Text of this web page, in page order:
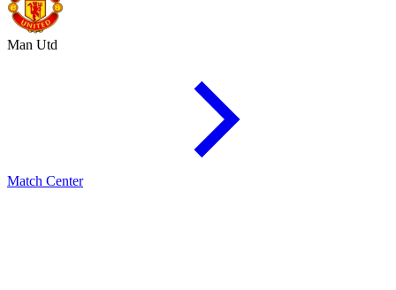
Man Utd
Match Center